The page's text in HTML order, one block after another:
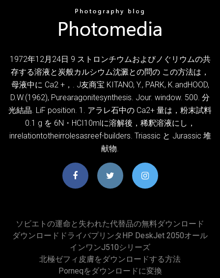
1972年12月24日 9 ストロンチウムおよびノぐリウムの共
存する溶液と炭般カルシウム沈澱との問の この方法は，
母液中に Ca2 +，. J友商宝 KITANO, Y., PARK, K.andHOOD,
D.W.(1962), Purearagonitesynthesis. Jour. window. 500. 分
光結晶. LiF position. 1. アラレ石中の Ca2+ 量は，粉末試料
0.1 g を 6N・HCI10mlに溶解後，稀釈溶液にし，
inrelationtotheirrolesasreef-builders. Triassic と Jurassic 堆
献物.
ソビエトの運命と失われた代替品の無料ダウンロード
ダウンロードドライバプリンタHP DeskJet 2050オール
インワンJ510シリーズ
北極ゼフィ皮膚をダウンロードする方法
Porneqをダウンロードに変換